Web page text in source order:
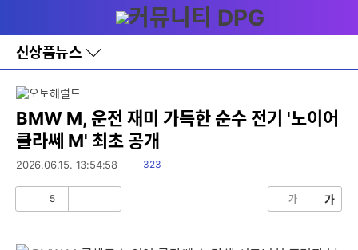
와
홈
신상품뉴스
바
로
레
이
어
토
BMW M, 운전 재미 가득한 순수 전기 '노이어
클라쎄 M' 최초 공개
2026.06.15. 13:54:58
읽
323
5 가 가